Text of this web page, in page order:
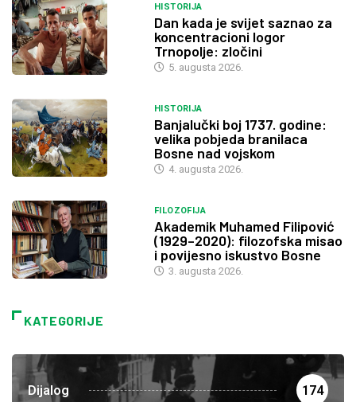
HISTORIJA
Dan kada je svijet saznao za
koncentracioni logor
Trnopolje: zločini
5. augusta 2026.
HISTORIJA
Banjalučki boj 1737. godine:
velika pobjeda branilaca
Bosne nad vojskom
4. augusta 2026.
FILOZOFIJA
Akademik Muhamed Filipović
(1929–2020): filozofska misao
i povijesno iskustvo Bosne
3. augusta 2026.
KATEGORIJE
Dijalog 174